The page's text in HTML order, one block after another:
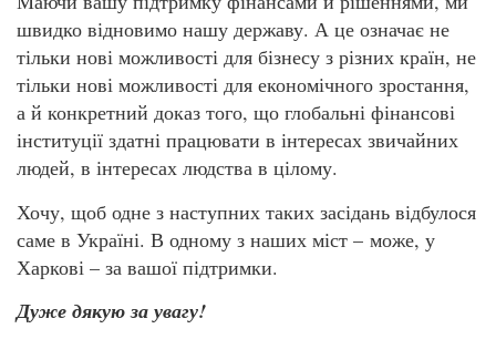
швидко відновимо нашу державу. А це означає не
тільки нові можливості для бізнесу з різних країн, не
тільки нові можливості для економічного зростання,
а й конкретний доказ того, що глобальні фінансові
інституції здатні працювати в інтересах звичайних
людей, в інтересах людства в цілому.
Хочу, щоб одне з наступних таких засідань відбулося
саме в Україні. В одному з наших міст – може, у
Харкові – за вашої підтримки.
Дуже дякую за увагу!